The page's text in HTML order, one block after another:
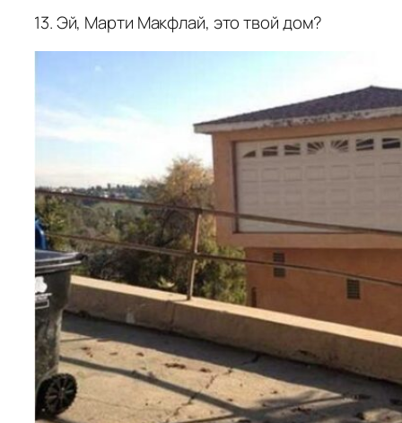
13. Эй, Марти Макфлай, это твой дом?